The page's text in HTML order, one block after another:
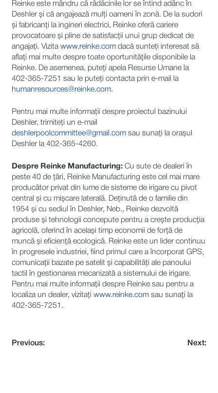
Reinke este mândru că rădăcinile lor se întind adânc în
Deshler și că angajează mulți oameni în zonă. De la sudori
și fabricanți la ingineri electrici, Reinke oferă cariere
provocatoare și pline de satisfacții unui grup dedicat de
angajați. Vizita www.reinke.com dacă sunteți interesat să
aflați mai multe despre toate oportunitățile disponibile la
Reinke. De asemenea, puteți apela Resurse Umane la
402-365-7251 sau le puteți contacta prin e-mail la
humanresources@reinke.com.
Pentru mai multe informații despre proiectul bazinului
Deshler, trimiteți un e-mail
deshlerpoolcommittee@gmail.com sau sunați la orașul
Deshler la 402-365-4260.
Despre Reinke Manufacturing: Cu sute de dealeri în
peste 40 de țări, Reinke Manufacturing este cel mai mare
producător privat din lume de sisteme de irigare cu pivot
central și cu mișcare laterală. Deținută de o familie din
1954 și cu sediul în Deshler, Neb., Reinke dezvoltă
produse și tehnologii concepute pentru a crește producția
agricolă, oferind în același timp economii de forță de
muncă și eficiență ecologică. Reinke este un lider continuu
în progresele industriei, fiind primul care a încorporat GPS,
comunicații bazate pe satelit și capabilități ale panoului
tactil în gestionarea mecanizată a sistemului de irigare.
Pentru mai multe informații despre Reinke sau pentru a
localiza un dealer, vizitați www.reinke.com sau sunați la
402-365-7251.
Previous: Next: